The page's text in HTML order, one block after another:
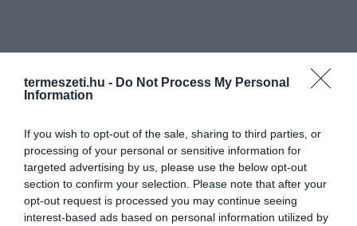
termeszeti.hu - Do Not Process My Personal
Information
If you wish to opt-out of the sale, sharing to third parties, or
processing of your personal or sensitive information for
targeted advertising by us, please use the below opt-out
section to confirm your selection. Please note that after your
opt-out request is processed you may continue seeing
interest-based ads based on personal information utilized by